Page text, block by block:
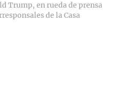
Trump, en rueda de prensa
de la Casa